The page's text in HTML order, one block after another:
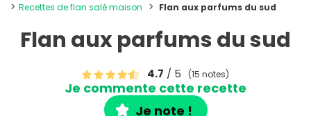
Recettes de flan salé maison
Flan aux parfums du sud
Flan aux parfums du sud
4.7 / 5 (15 notes)
Je commente cette recette
Je note !